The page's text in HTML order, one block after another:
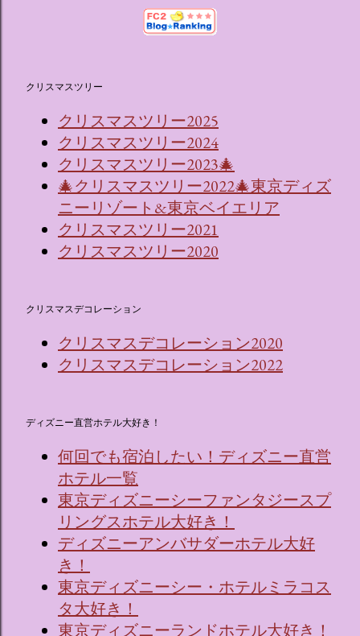
クリスマスツリー
クリスマスツリー2025
クリスマスツリー2024
クリスマスツリー2023🎄
🎄クリスマスツリー2022🎄東京ディズ
ニーリゾート&東京ベイエリア
クリスマスツリー2021
クリスマスツリー2020
クリスマスデコレーション
クリスマスデコレーション2020
クリスマスデコレーション2022
ディズニー直営ホテル大好き！
何回でも宿泊したい！ディズニー直営
ホテル一覧
東京ディズニーシーファンタジースプ
リングスホテル大好き！
ディズニーアンバサダーホテル大好
き！
東京ディズニーシー・ホテルミラコス
タ大好き！
東京ディズニーランドホテル大好き！